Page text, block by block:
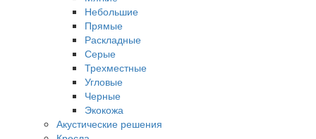
Небольшие
Прямые
Раскладные
Серые
Трехместные
Угловые
Черные
Экокожа
Акустические решения